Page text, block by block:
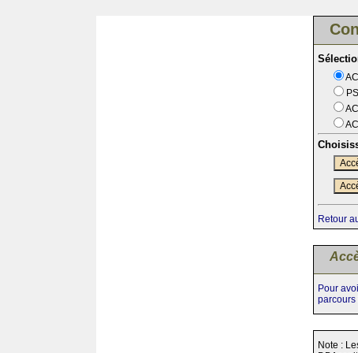
Retour
Pour
parcours
Note :